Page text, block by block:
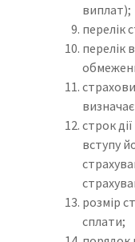
виплат);
перелік
перелік
строк
вступу
розмір
сплати;